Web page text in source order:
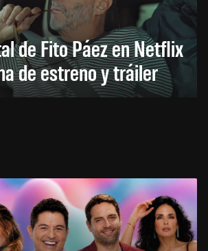
de Fito Páez en Netflix
de estreno y tráiler